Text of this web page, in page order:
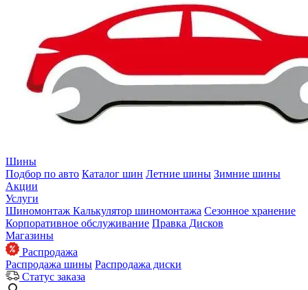
Шины
Подбор по авто Каталог шин Летние шины Зимние шины
Акции
Услуги
Шиномонтаж Калькулятор шиномонтажа Сезонное хранение
Корпоративное обслуживание Правка Дисков
Магазины
Распродажа
Распродажа шины Распродажа диски
Статус заказа